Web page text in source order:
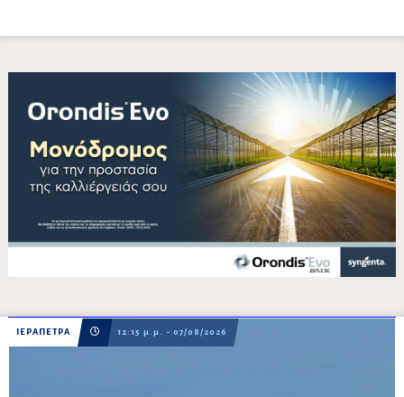
ΙΕΡΑΠΕΤΡΑ 12:15 μ.μ. - 07/08/2026